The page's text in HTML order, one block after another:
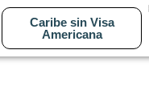
Caribe sin Visa
Americana